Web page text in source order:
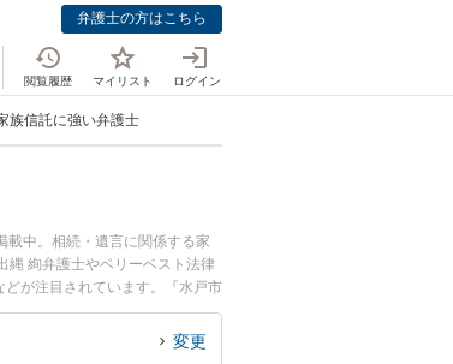
弁護士の方はこちら
閲覧履歴 マイリスト ログイン
族信託に強い弁護士
載中。相続・遺言に関係する家
縄 絢弁護士やベリーベスト法律
が注目されています。『水戸市
『初回相談無料で家族信託を法
変更